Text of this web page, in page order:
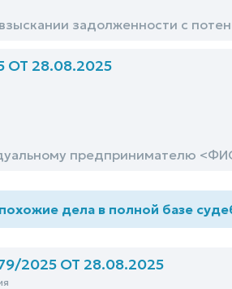
задолженности с
28.08.2025
предпринимателю
дела в полной базе
2025 ОТ 28.08.2025